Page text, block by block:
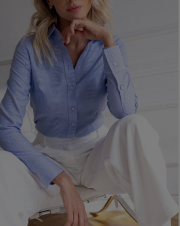
o wartości 100 zł do wykorzystania w sklepie online
Voucher jest ważny przez 12 m-cy i jest wysyłany